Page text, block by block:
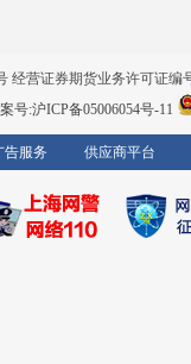
营证券期货业务许可证编
号:沪ICP备05006054号-11
告服务 供应商平台